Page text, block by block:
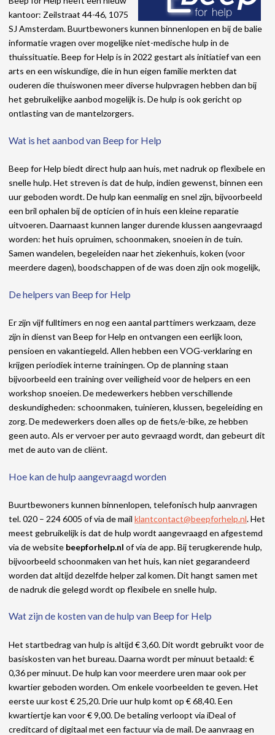
kantoor: Zeilstraat 44-46, 1075
SJ Amsterdam. Buurtbewoners kunnen binnenlopen en bij de balie
informatie vragen over mogelijke niet-medische hulp in de
thuissituatie. Beep for Help is in 2022 gestart als initiatief van een
arts en een wiskundige, die in hun eigen familie merkten dat
ouderen die thuiswonen meer diverse hulpvragen hebben dan bij
het gebruikelijke aanbod mogelijk is. De hulp is ook gericht op
ontlasting van de mantelzorgers.
Wat is het aanbod van Beep for Help
Beep for Help biedt direct hulp aan huis, met nadruk op flexibele en
snelle hulp. Het streven is dat de hulp, indien gewenst, binnen een
uur geboden wordt. De hulp kan eenmalig en snel zijn, bijvoorbeeld
een bril ophalen bij de opticien of in huis een kleine reparatie
uitvoeren. Daarnaast kunnen langer durende klussen aangevraagd
worden: het huis opruimen, schoonmaken, snoeien in de tuin.
Samen wandelen, begeleiden naar het ziekenhuis, koken (voor
meerdere dagen), boodschappen of de was doen zijn ook mogelijk,
De helpers van Beep for Help
Er zijn vijf fulltimers en nog een aantal parttimers werkzaam, deze
zijn in dienst van Beep for Help en ontvangen een eerlijk loon,
pensioen en vakantiegeld. Allen hebben een VOG-verklaring en
krijgen periodiek interne trainingen. Op de planning staan
bijvoorbeeld een training over veiligheid voor de helpers en een
workshop snoeien. De medewerkers hebben verschillende
deskundigheden: schoonmaken, tuinieren, klussen, begeleiding en
zorg. De medewerkers doen alles op de fiets/e-bike, ze hebben
geen auto. Als er vervoer per auto gevraagd wordt, dan gebeurt dit
met de auto van de cliënt.
Hoe kan de hulp aangevraagd worden
Buurtbewoners kunnen binnenlopen, telefonisch hulp aanvragen
tel. 020 – 224 6005 of via de mail klantcontact@beepforhelp.nl. Het
meest gebruikelijk is dat de hulp wordt aangevraagd en afgestemd
via de website beepforhelp.nl of via de app. Bij terugkerende hulp,
bijvoorbeeld schoonmaken van het huis, kan niet gegarandeerd
worden dat altijd dezelfde helper zal komen. Dit hangt samen met
de nadruk die gelegd wordt op flexibele en snelle hulp.
Wat zijn de kosten van de hulp van Beep for Help
Het startbedrag van hulp is altijd € 3,60. Dit wordt gebruikt voor de
basiskosten van het bureau. Daarna wordt per minuut betaald: €
0,36 per minuut. De hulp kan voor meerdere uren maar ook per
kwartier geboden worden. Om enkele voorbeelden te geven. Het
eerste uur kost € 25,20. Drie uur hulp komt op € 68,40. Een
kwartiertje kan voor € 9,00. De betaling verloopt via iDeal of
creditcard of digitaal met een factuur via de mail. De aanvraag en